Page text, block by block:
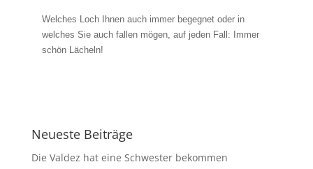
Welches Loch Ihnen auch immer begegnet oder in
welches Sie auch fallen mögen, auf jeden Fall: Immer
schön Lächeln!
Neueste Beiträge
Die Valdez hat eine Schwester bekommen